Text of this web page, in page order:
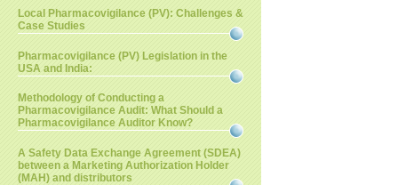
Local Pharmacovigilance (PV): Challenges &
Case Studies
Pharmacovigilance (PV) Legislation in the
USA and India:
Methodology of Conducting a
Pharmacovigilance Audit: What Should a
Pharmacovigilance Auditor Know?
A Safety Data Exchange Agreement (SDEA)
between a Marketing Authorization Holder
(MAH) and distributors